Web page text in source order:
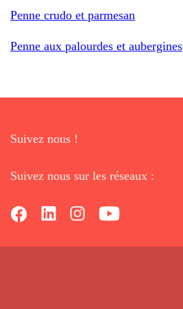
Penne crudo et parmesan
Penne aux palourdes et aubergines
Suivez nous !
Suivez nous sur les réseaux :